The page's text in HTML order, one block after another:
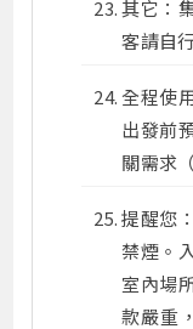
其它：
客請自
全程使
出發前
關需求
提醒您
禁煙。
室內場
款嚴重